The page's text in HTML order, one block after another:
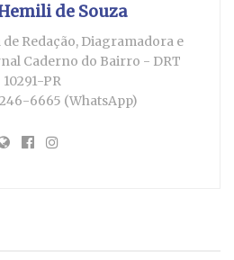
de Souza
Redação, Diagramadora e
Caderno do Bairro - DRT
10291-PR
6665 (WhatsApp)